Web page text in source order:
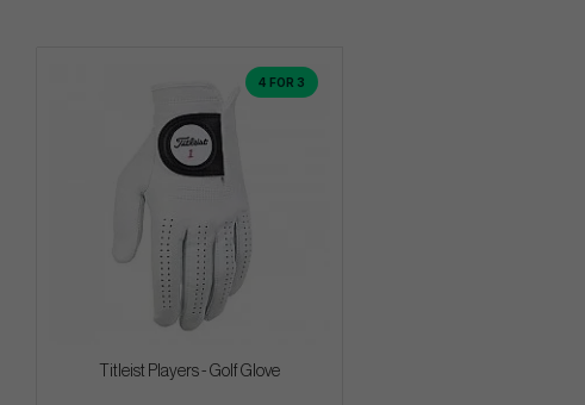
4 FOR 3
Titleist Players - Golf Glove